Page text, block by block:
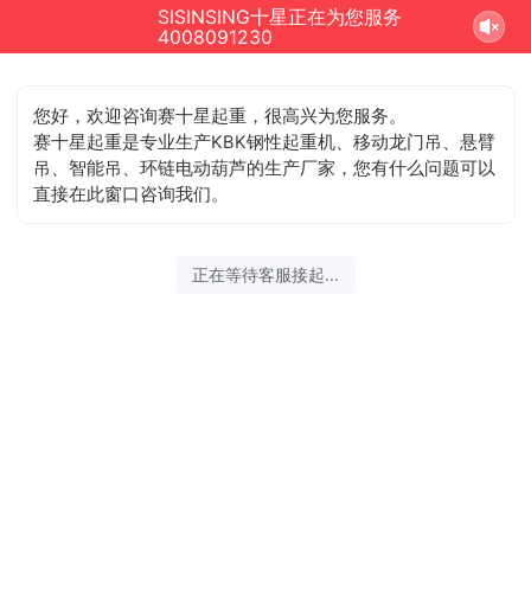
SISINSING十星正在为您服务
4008091230
您好，欢迎咨询赛十星起重，很高兴为您服务。
赛十星起重是专业生产KBK钢性起重机、移动龙门吊、悬臂
吊、智能吊、环链电动葫芦的生产厂家，您有什么问题可以
直接在此窗口咨询我们。
欢迎光临！您已经进入服务队列，请您稍候，马上为您转接您的